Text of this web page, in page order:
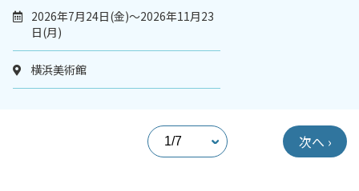
2026年7月24日(金)～2026年11月23
日(月)
横浜美術館
次へ ›